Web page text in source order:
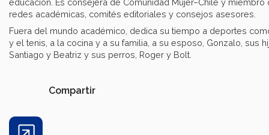
redes académicas, comités editoriales y consejos asesores. ​
Fuera del mundo académico, dedica su tiempo a deportes
y el tenis, a la cocina y a su familia, a su esposo, Gonzalo, sus
Santiago y Beatriz y sus perros, Roger y Bolt.
Compartir